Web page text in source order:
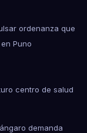
ordenanza que
Puno
centro de salud
demanda